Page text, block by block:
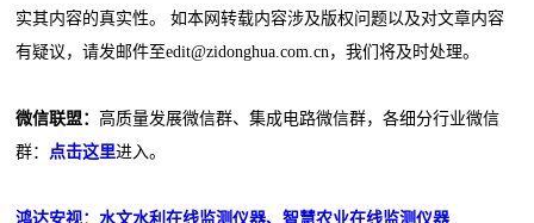
实其内容的真实性。 如本网转载内容涉及版权问题以及对文章内容
有疑议，请发邮件至edit@zidonghua.com.cn，我们将及时处理。
微信联盟： 高质量发展微信群、集成电路微信群，各细分行业微信
群： 点击这里进入。
鸿达安视：水文水利在线监测仪器、智慧农业在线监测仪器